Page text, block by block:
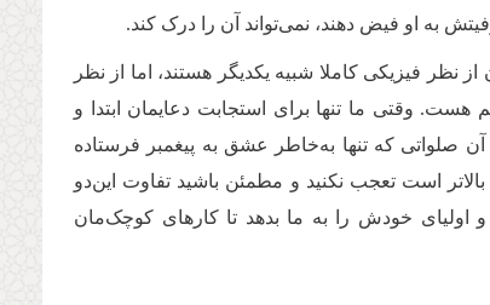
به او فیض دهند، نمی‌تواند آن را درک کند.
نظر فیزیکی کاملا شبیه یکدیگر هستند، اما از نظر
وقتی ما تنها برای استجابت دعایمان ابتدا و
صلواتی که تنها ‌به‌خاطر عشق به پیغمبر فرستاده
است تعجب نکنید و مطمئن باشید تفاوت این‌دو
خودش را به ما بدهد تا کارهای کوچک‌مان